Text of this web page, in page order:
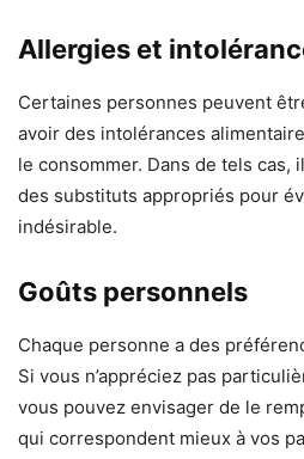
Allergies et
Certaines personnes peuvent
avoir des intolérances
le consommer. Dans de tels
des substituts appropriés pour
indésirable.
Goûts personnels
Chaque personne a des
Si vous n’appréciez pas
vous pouvez envisager de le
qui correspondent mieux à vos